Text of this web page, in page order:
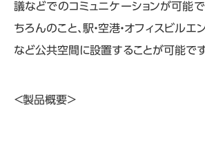
議などでのコミュニケーションが可能で
ちろんのこと、駅・空港・オフィスビルエ
など公共空間に設置することが可能です
＜製品概要＞